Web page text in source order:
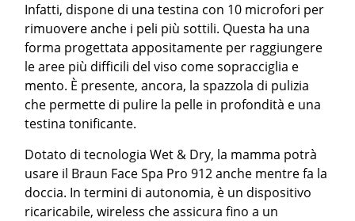
Infatti, dispone di una testina con 10 microfori per
rimuovere anche i peli più sottili. Questa ha una
forma progettata appositamente per raggiungere
le aree più difficili del viso come sopracciglia e
mento. È presente, ancora, la spazzola di pulizia
che permette di pulire la pelle in profondità e una
testina tonificante.
Dotato di tecnologia Wet & Dry, la mamma potrà
usare il Braun Face Spa Pro 912 anche mentre fa la
doccia. In termini di autonomia, è un dispositivo
ricaricabile, wireless che assicura fino a un